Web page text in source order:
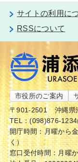
サイトの利用に
RSSについて
市役所のご案内
〒901-2501
沖縄県
TEL：(098)876-
開庁時間：月曜から
く）
窓口受付時間：月曜